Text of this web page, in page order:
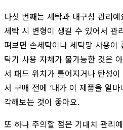
다섯 번째는 세탁과 내구성 관리
세탁 시 변형이 생길 수 있어서 관
펴보면 손세탁이나 세탁망 사용이
탁기 사용 자체가 불가능한 것은
서 패드 위치가 틀어지거나 탄성
서 구매 전에 ‘내가 이 제품을 얼
각해보는 것이 좋아요.
또 하나 주의할 점은 기대치 관리